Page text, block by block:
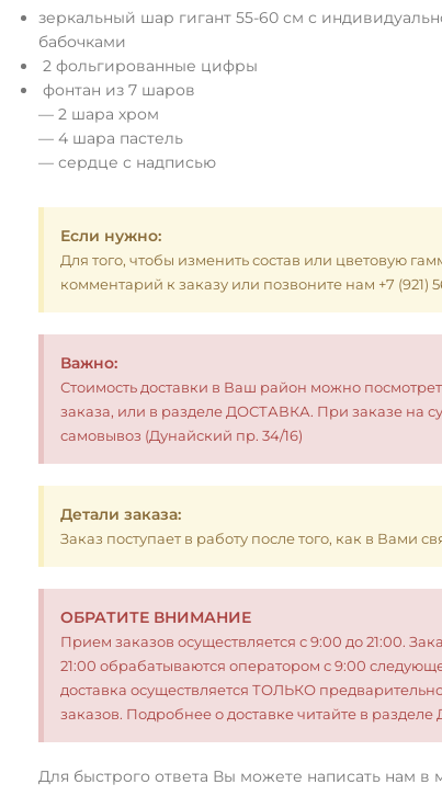
зеркальный шар гигант 55-60 см с
бабочками
2 фольгированные цифры
фонтан из 7 шаров
— 2 шара хром
— 4 шара пастель
— сердце с надписью
Если нужно:
Для того, чтобы изменить состав или цветовую
комментарий к заказу или позвоните нам +7 (921)
Важно:
Стоимость доставки в Ваш район можно
заказа, или в разделе ДОСТАВКА. При заказе на
самовывоз (Дунайский пр. 34/16)
Детали заказа:
Заказ поступает в работу после того, как в Вами
ОБРАТИТЕ ВНИМАНИЕ
Прием заказов осуществляется с 9:00 до 21:00.
21:00 обрабатываются оператором с 9:00
доставка осуществляется ТОЛЬКО
заказов. Подробнее о доставке читайте в
Для быстрого ответа Вы можете написать нам в